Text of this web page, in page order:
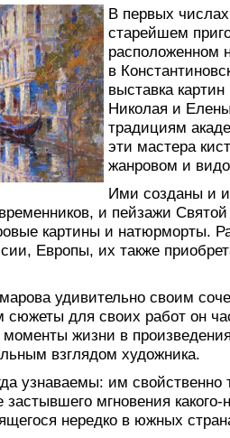
В первых
старейшем
расположенном
в
выставка
Николая и
традициям
эти мастера
жанровом и
Ими созданы и
и пейзажи
картины и натюрморты.
Европы, их также
удивительно своим
для своих работ он
жизни в
взглядом художника.
узнаваемы: им свойственно
мгновения
нередко в южных